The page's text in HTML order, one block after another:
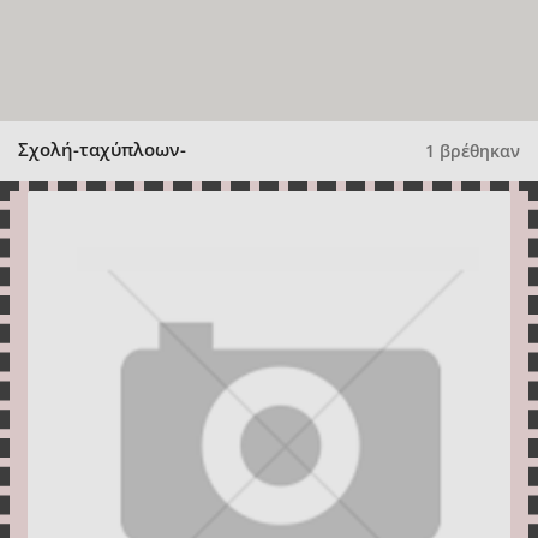
Σχολή-ταχύπλοων- 1 βρέθηκαν